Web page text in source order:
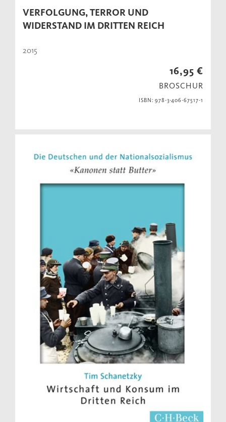
VERFOLGUNG, TERROR UND
WIDERSTAND IM DRITTEN REICH
2015
16,95 €
BROSCHUR
ISBN: 978-3-406-67517-1